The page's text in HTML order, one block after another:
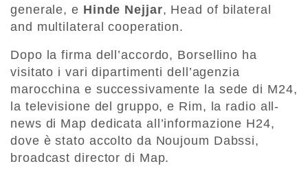
generale, e Hinde Nejjar, Head of bilateral
and multilateral cooperation.
Dopo la firma dell’accordo, Borsellino ha
visitato i vari dipartimenti dell’agenzia
marocchina e successivamente la sede di M24,
la televisione del gruppo, e Rim, la radio all-
news di Map dedicata all’informazione H24,
dove è stato accolto da Noujoum Dabssi,
broadcast director di Map.